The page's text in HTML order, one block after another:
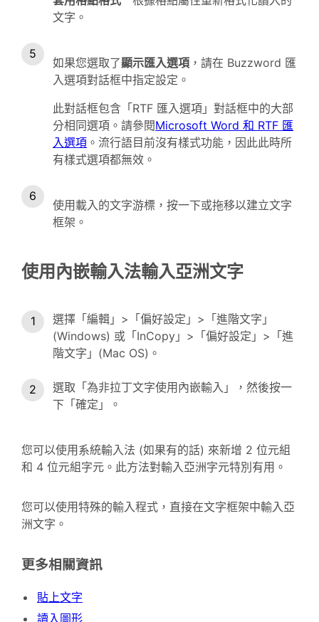
文字。
如果您選取了顯示匯入選項 ，請在 Buzzword 匯
入選項對話框中指定設定。
此對話框包含「RTF 匯入選項」對話框中的大部
分相同選項。請參閱Microsoft Word 和 RTF 匯
入選項 。流行語目前沒有樣式功能，因此此時所
有樣式選項都無效。
使用載入的文字游標，按一下或拖移以建立文字
框架。
使用內嵌輸入法輸入亞洲文字
選擇「編輯」>「偏好設定」>「進階文字」
(Windows) 或「InCopy」>「偏好設定」>「進
階文字」(Mac OS)。
選取「為非拉丁文字使用內嵌輸入」，然後按一
下「確定」。
您可以使用系統輸入法 (如果有的話) 來新增 2 位元組
和 4 位元組字元。此方法對輸入亞洲字元特別有用。
您可以使用特殊的輸入程式，直接在文字框架中輸入亞
洲文字。
更多相關資訊
貼上文字
讀入圖形